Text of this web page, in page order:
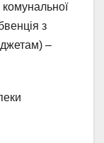
комунальної
з
–